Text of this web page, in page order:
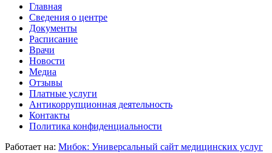
Главная
Сведения о центре
Документы
Расписание
Врачи
Новости
Медиа
Отзывы
Платные услуги
Антикоррупционная деятельность
Контакты
Политика конфиденциальности
Работает на: Мибок: Универсальный сайт медицинских услуг